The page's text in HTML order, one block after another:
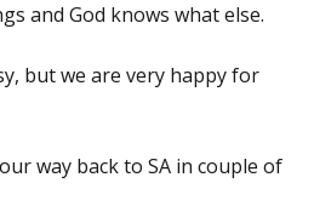
and God knows what else.
but we are very happy for
way back to SA in couple of